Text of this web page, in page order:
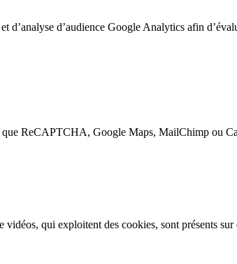
d’analyse d’audience Google Analytics afin
ReCAPTCHA, Google Maps, MailChimp ou
vidéos, qui exploitent des cookies, sont présents